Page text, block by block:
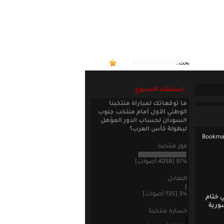
ختام
استفتاء الاسبوع
ما توقعاتك لمباراة منتخبنا
الوطني الأول أمام منتخب جنوب
السودان لحساب الدور المؤهل
لبطولة كأس العرب؟
فوز منتخبنا
97% [4058 أصوات]
التعادل
3% [135 أصوات]
خسارة منتخبنا